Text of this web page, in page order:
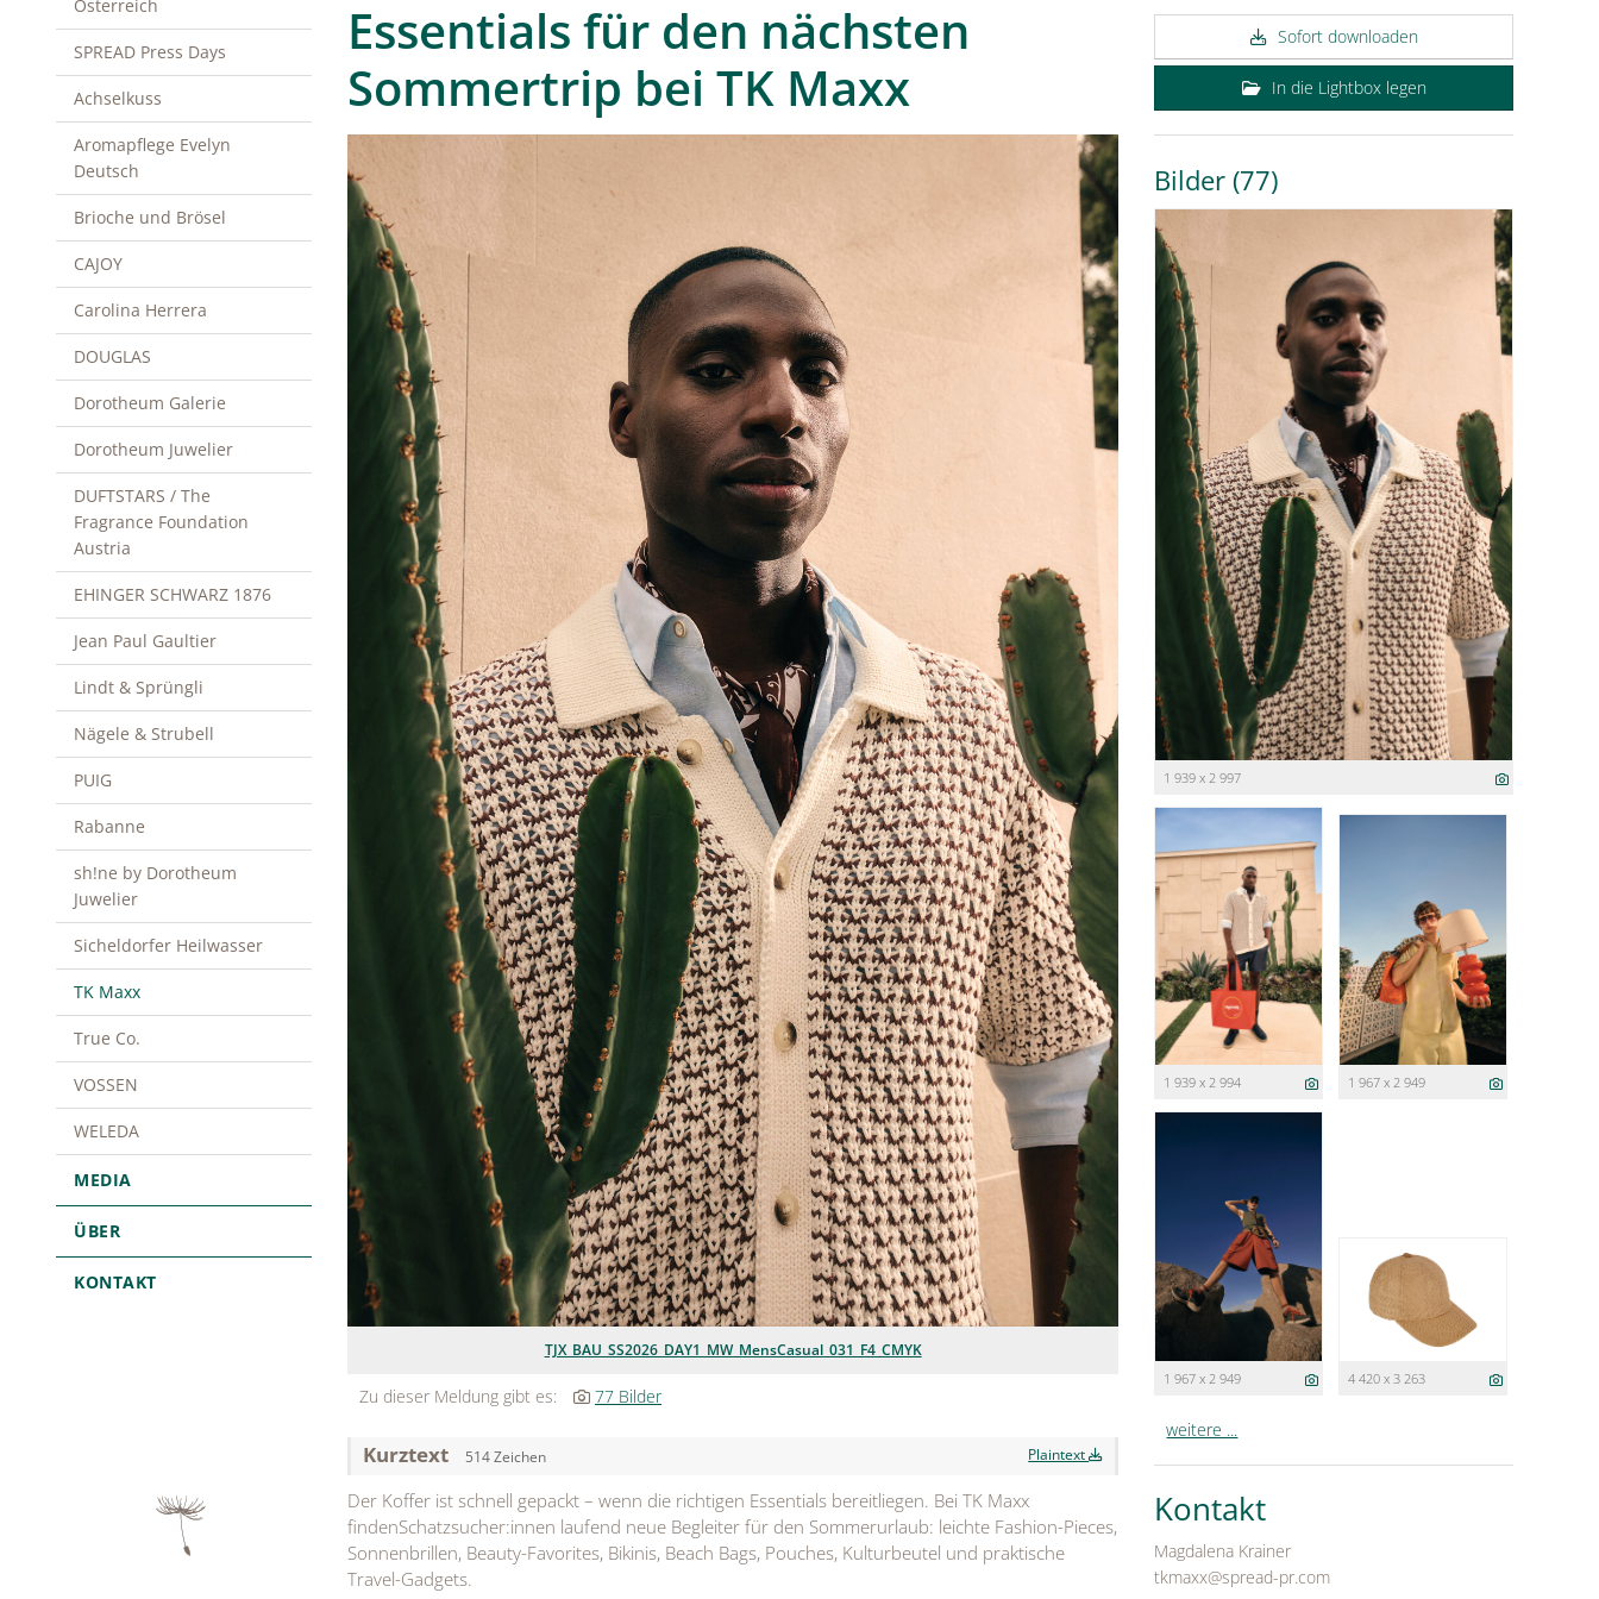
Österreich
SPREAD Press Days
Achselkuss
Aromapflege Evelyn
Deutsch
Brioche und Brösel
CAJOY
Carolina Herrera
DOUGLAS
Dorotheum Galerie
Dorotheum Juwelier
DUFTSTARS / The
Fragrance Foundation
Austria
EHINGER SCHWARZ 1876
Jean Paul Gaultier
Lindt & Sprüngli
Nägele & Strubell
PUIG
Rabanne
sh!ne by Dorotheum
Juwelier
Sicheldorfer Heilwasser
TK Maxx
True Co.
VOSSEN
WELEDA
MEDIA
ÜBER
KONTAKT
Essentials für den nächsten
Sommertrip bei TK Maxx
TJX_BAU_SS2026_DAY1_MW_MensCasual_031_F4_CMYK
Zu dieser Meldung gibt es: 77 Bilder
Kurztext 514 Zeichen Plaintext
Der Koffer ist schnell gepackt – wenn die richtigen Essentials bereitliegen. Bei TK Maxx
findenSchatzsucher:innen laufend neue Begleiter für den Sommerurlaub: leichte Fashion-Pieces,
Sonnenbrillen, Beauty-Favorites, Bikinis, Beach Bags, Pouches, Kulturbeutel und praktische
Travel-Gadgets.
Sofort downloaden
In die Lightbox legen
Bilder (77)
1 939 x 2 997
1 939 x 2 994 1 967 x 2 949
1 967 x 2 949 4 420 x 3 263
weitere ...
Kontakt
Magdalena Krainer
tkmaxx@spread-pr.com